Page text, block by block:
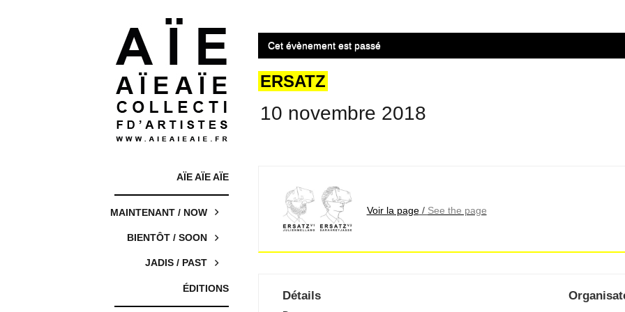
AÏE AÏE AÏE
MAINTENANT / NOW
BIENTÔT / SOON
JADIS / PAST
ÉDITIONS
Cet évènement est passé
ERSATZ
10 novembre 2018
Voir la page/ See the page
Détails